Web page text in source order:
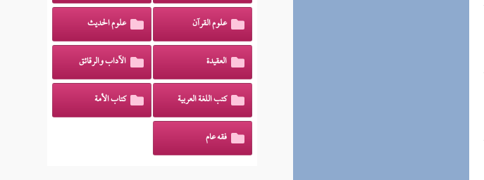
علوم القرآن علوم الحديث
العقيدة الآداب والرقائق
كتب اللغة العربية كتاب الأمة
فقه عام